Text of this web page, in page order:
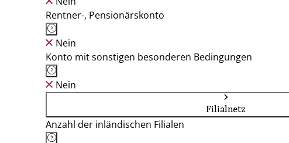
Rentner-, Pensionärskonto
Nein
Konto mit sonstigen besonderen Bedingungen
Nein
Filialnetz
Anzahl der inländischen Filialen